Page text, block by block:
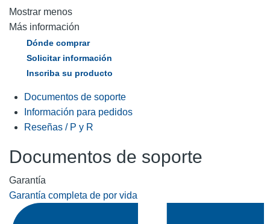
Mostrar menos
Más información
Dónde comprar
Solicitar información
Inscriba su producto
Documentos de soporte
Información para pedidos
Reseñas / P y R
Documentos de soporte
Garantía
Garantía completa de por vida